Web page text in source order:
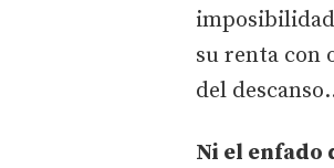
su renta con
del
Ni el enfado